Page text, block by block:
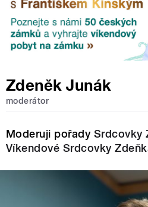
Zdeněk Junák
moderátor
Moderuji pořady Srdcovky
Víkendové Srdcovky